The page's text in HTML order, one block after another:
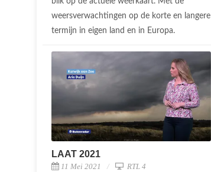
weersverwachtingen op de korte en langere
termijn in eigen land en in Europa.
LAAT 2021
11 Mei 2021 RTL 4